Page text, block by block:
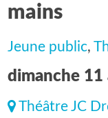
mains
Jeune public,
dimanche
Théâtre JC